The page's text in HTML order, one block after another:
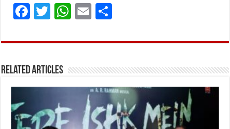
F
ce
o
o
k
T
it
r
W
at
A
p
p
E
ai ar
Related Articles